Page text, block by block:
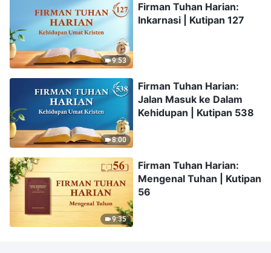
9:53
Firman Tuhan Harian:
Inkarnasi | Kutipan 127
8:00
Firman Tuhan Harian:
Jalan Masuk ke Dalam
Kehidupan | Kutipan 538
9:35
Firman Tuhan Harian:
Mengenal Tuhan | Kutipan
56